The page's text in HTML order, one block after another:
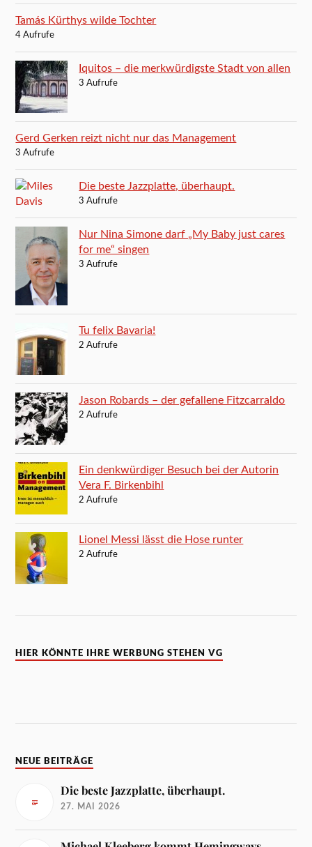
Tamás Kürthys wilde Tochter
4 Aufrufe
Iquitos – die merkwürdigste Stadt von allen
3 Aufrufe
Gerd Gerken reizt nicht nur das Management
3 Aufrufe
Die beste Jazzplatte, überhaupt.
3 Aufrufe
Nur Nina Simone darf „My Baby just cares
for me“ singen
3 Aufrufe
Tu felix Bavaria!
2 Aufrufe
Jason Robards – der gefallene Fitzcarraldo
2 Aufrufe
Ein denkwürdiger Besuch bei der Autorin
Vera F. Birkenbihl
2 Aufrufe
Lionel Messi lässt die Hose runter
2 Aufrufe
HIER KÖNNTE IHRE WERBUNG STEHEN VG
NEUE BEITRÄGE
Die beste Jazzplatte, überhaupt.
27. MAI 2026